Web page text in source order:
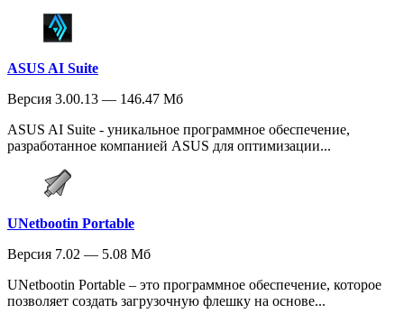
ASUS AI Suite
Версия 3.00.13 — 146.47 Мб
ASUS AI Suite - уникальное программное обеспечение,
разработанное компанией ASUS для оптимизации...
UNetbootin Portable
Версия 7.02 — 5.08 Мб
UNetbootin Portable – это программное обеспечение, которое
позволяет создать загрузочную флешку на основе...